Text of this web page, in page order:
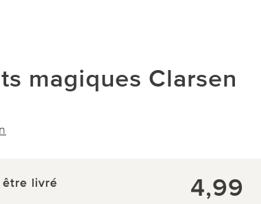
magiques Clarsen
livré
4,99